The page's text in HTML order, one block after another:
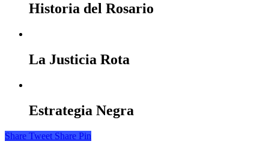
Historia del Rosario
La Justicia Rota
Estrategia Negra
Share Tweet Share Pin